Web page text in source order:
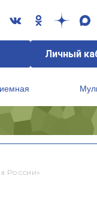
Личный
России»